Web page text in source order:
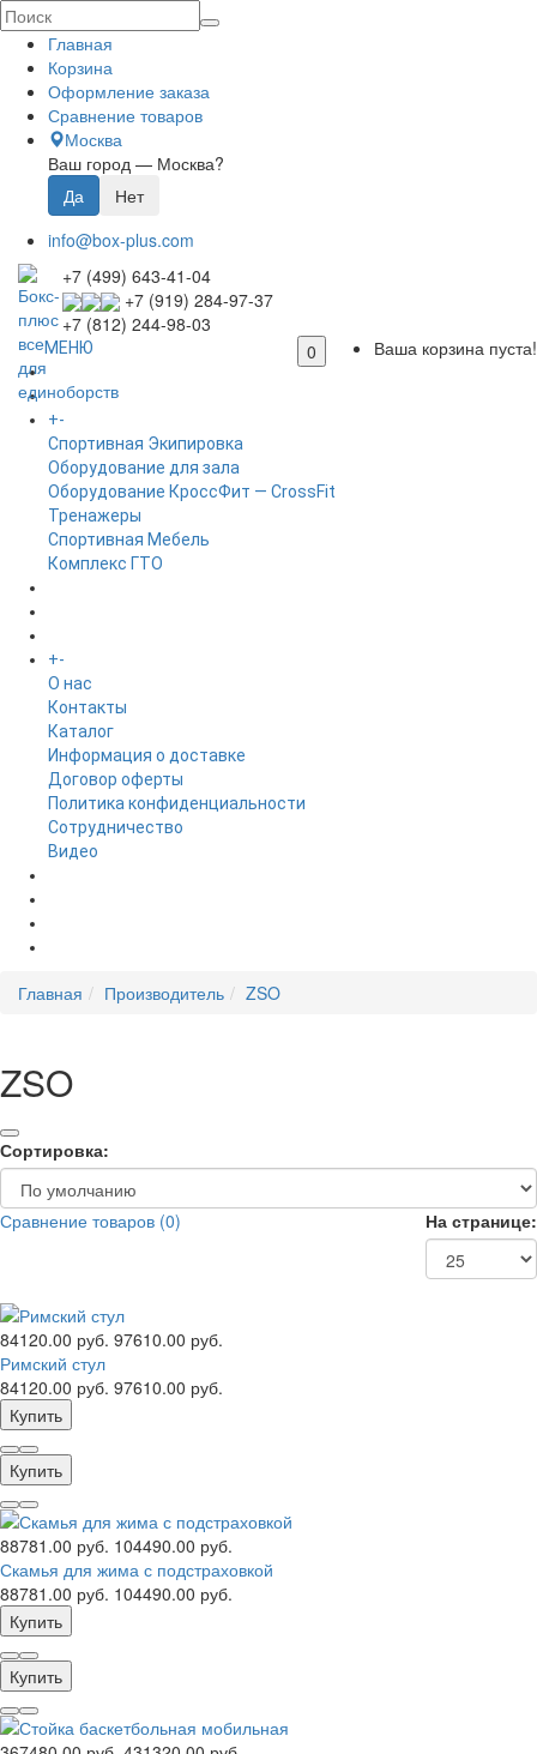
Главная
Корзина
Оформление заказа
Сравнение товаров
Москва
Ваш город — Москва?
info@box-plus.com
+7 (499) 643-41-04
+7 (919) 284-97-37
+7 (812) 244-98-03
0
Ваша корзина пуста!
МЕНЮ
+-
Спортивная Экипировка
Оборудование для зала
Оборудование КроссФит — CrossFit
Тренажеры
Спортивная Мебель
Комплекс ГТО
+-
O нас
Контакты
Каталог
Информация о доставке
Договор оферты
Политика конфиденциальности
Сотрудничество
Видео
Главная Производитель ZSO
ZSO
Сортировка:
На странице:
Сравнение товаров (0)
84120.00 руб. 97610.00 руб.
Римский стул
84120.00 руб. 97610.00 руб.
Купить
Купить
88781.00 руб. 104490.00 руб.
Скамья для жима с подстраховкой
88781.00 руб. 104490.00 руб.
Купить
Купить